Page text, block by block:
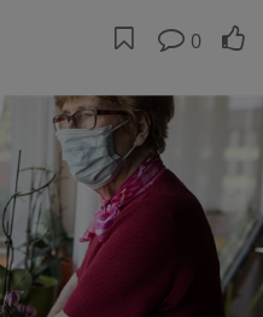
0